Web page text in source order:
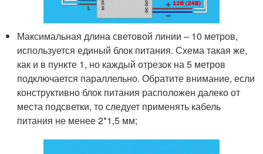
Максимальная длина световой линии – 10 метров,
используется единый блок питания. Схема такая же,
как и в пункте 1, но каждый отрезок на 5 метров
подключается параллельно. Обратите внимание, если
конструктивно блок питания расположен далеко от
места подсветки, то следует применять кабель
питания не менее 2*1,5 мм;